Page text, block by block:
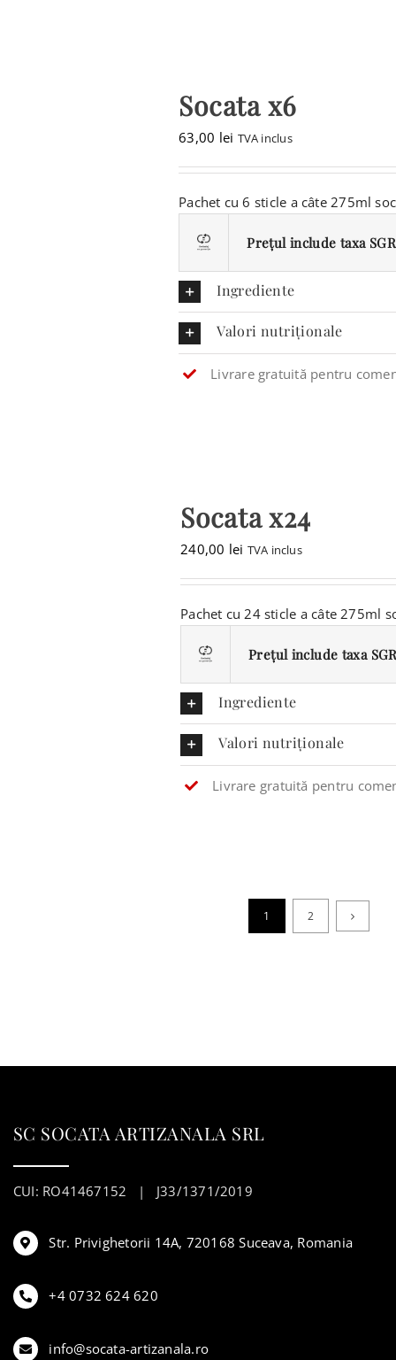
COȘ
Socata x6
63,00 lei TVA inclus
Pachet cu 6 sticle a câte 275ml
Prețul include taxa
Ingrediente
Valori nutriționale
Livrare gratuită pentru
Socata x24
240,00 lei TVA inclus
Pachet cu 24 sticle a câte 275ml
Prețul include taxa
Ingrediente
Valori nutriționale
Livrare gratuită pentru
1 2
SC SOCATA ARTIZANALA SRL
CUI: RO41467152 | J33/1371/2019
Str. Privighetorii 14A, 720168 Suceava, Romania
+4 0732 624 620
info@socata-artizanala.ro